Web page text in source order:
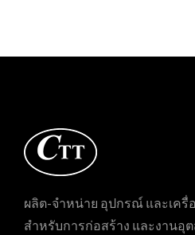
ผลิต-จำหน่าย อุปกรณ์ และเครื่
สำหรับการก่อสร้าง และงานอุ